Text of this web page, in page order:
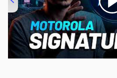
00:00/20:46